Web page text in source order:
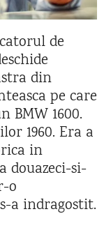
de
din
pe care
BMW 1600.
1960. Era a
in
douazeci-si-
o
a indragostit.